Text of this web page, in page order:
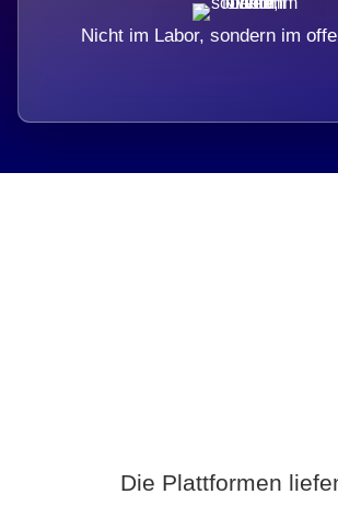
Nicht im Labor, sondern im
Die Plattformen